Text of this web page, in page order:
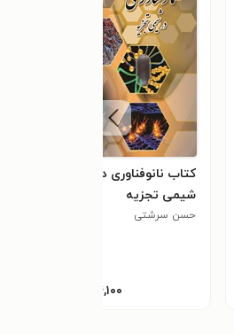
کتاب نانوفناوری در
شیمی تجزیه
حسن سرشتی
۷۴,۱۰۰